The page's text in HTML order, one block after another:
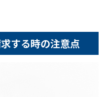
する時の注意点